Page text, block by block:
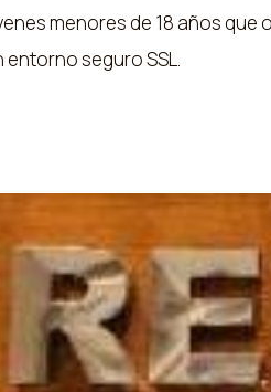
menores de 18 años
seguro SSL.